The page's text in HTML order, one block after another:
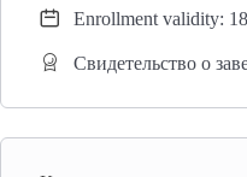
Enrollment validity:
Свидетельство о